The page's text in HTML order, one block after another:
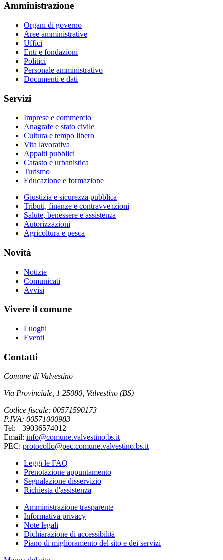
Amministrazione
Organi di governo
Aree amministrative
Uffici
Enti e fondazioni
Politici
Personale amministrativo
Documenti e dati
Servizi
Imprese e commercio
Anagrafe e stato civile
Cultura e tempo libero
Vita lavorativa
Appalti pubblici
Catasto e urbanistica
Turismo
Educazione e formazione
Giustizia e sicurezza pubblica
Tributi, finanze e contravvenzioni
Salute, benessere e assistenza
Autorizzazioni
Agricoltura e pesca
Novità
Notizie
Comunicati
Avvisi
Vivere il comune
Luoghi
Eventi
Contatti
Comune di Valvestino
Via Provinciale, 1 25080, Valvestino (BS)
Codice fiscale: 00571590173
P.IVA: 00571000983
Tel: +39036574012
Email: info@comune.valvestino.bs.it
PEC: protocollo@pec.comune.valvestino.bs.it
Leggi le FAQ
Prenotazione appuntamento
Segnalazione disservizio
Richiesta d'assistenza
Amministrazione trasparente
Informativa privacy
Note legali
Dichiarazione di accessibilità
Piano di miglioramento del sito e dei servizi